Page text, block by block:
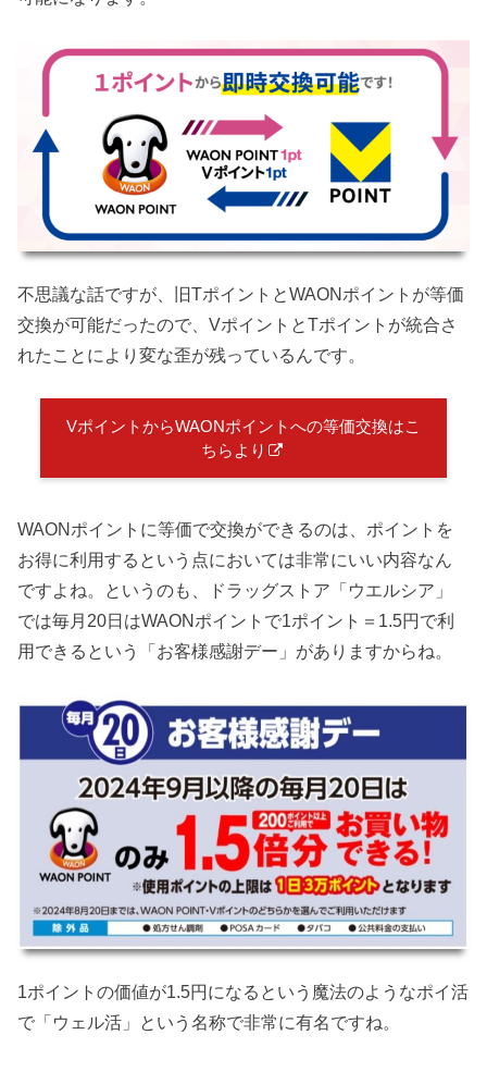
不思議な話ですが、旧TポイントとWAONポイントが等価
交換が可能だったので、VポイントとTポイントが統合さ
れたことにより変な歪が残っているんです。
VポイントからWAONポイントへの等価交換はこ
ちらより
WAONポイントに等価で交換ができるのは、ポイントを
お得に利用するという点においては非常にいい内容なん
ですよね。というのも、ドラッグストア「ウエルシア」
では毎月20日はWAONポイントで1ポイント＝1.5円で利
用できるという「お客様感謝デー」がありますからね。
1ポイントの価値が1.5円になるという魔法のようなポイ活
で「ウェル活」という名称で非常に有名ですね。